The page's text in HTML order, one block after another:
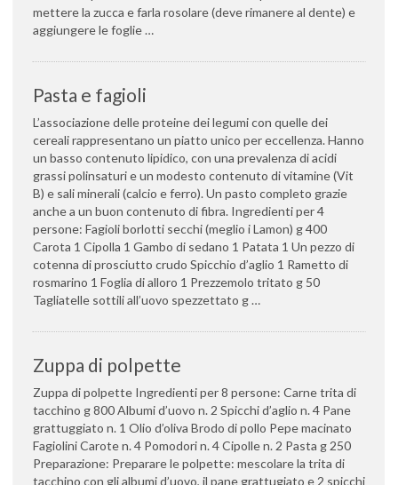
mettere la zucca e farla rosolare (deve rimanere al dente) e
aggiungere le foglie …
Pasta e fagioli
L’associazione delle proteine dei legumi con quelle dei
cereali rappresentano un piatto unico per eccellenza. Hanno
un basso contenuto lipidico, con una prevalenza di acidi
grassi polinsaturi e un modesto contenuto di vitamine (Vit
B) e sali minerali (calcio e ferro). Un pasto completo grazie
anche a un buon contenuto di fibra. Ingredienti per 4
persone: Fagioli borlotti secchi (meglio i Lamon) g 400
Carota 1 Cipolla 1 Gambo di sedano 1 Patata 1 Un pezzo di
cotenna di prosciutto crudo Spicchio d’aglio 1 Rametto di
rosmarino 1 Foglia di alloro 1 Prezzemolo tritato g 50
Tagliatelle sottili all’uovo spezzettato g …
Zuppa di polpette
Zuppa di polpette Ingredienti per 8 persone: Carne trita di
tacchino g 800 Albumi d’uovo n. 2 Spicchi d’aglio n. 4 Pane
grattuggiato n. 1 Olio d’oliva Brodo di pollo Pepe macinato
Fagiolini Carote n. 4 Pomodori n. 4 Cipolle n. 2 Pasta g 250
Preparazione: Preparare le polpette: mescolare la trita di
tacchino con gli albumi d’uovo, il pane grattugiato e 2 spicchi